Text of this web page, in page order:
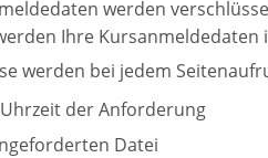
werden
Ihre Kursanmeldedaten
werden bei jedem
der Anforderung
Datei